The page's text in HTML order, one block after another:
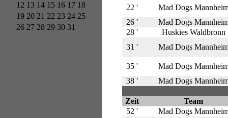
12 13 14 15 16 17 18
19 20 21 22 23 24 25
26 27 28 29 30 31
22 '
Mad Dogs
26 '
Mad Dogs
28 '
Huskies Waldbronn
31 '
Mad Dogs
35 '
Mad Dogs
38 '
Mad Dogs
Zeit
Team
52 '
Mad Dogs